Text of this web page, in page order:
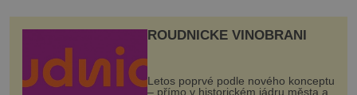
ROUDNICKÉ VINOBRANÍ
Letos poprvé podle nového konceptu
– přímo v historickém jádru města a